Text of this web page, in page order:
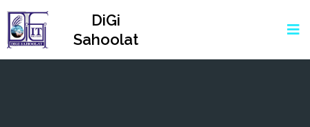
DiGi
Sahoolat